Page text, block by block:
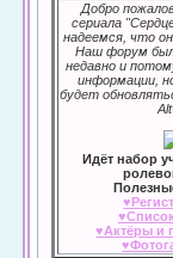
Добро
сериала
надеемся, что
Наш форум был
недавно и
информации,
будет
Идёт набор
♥Актёры и